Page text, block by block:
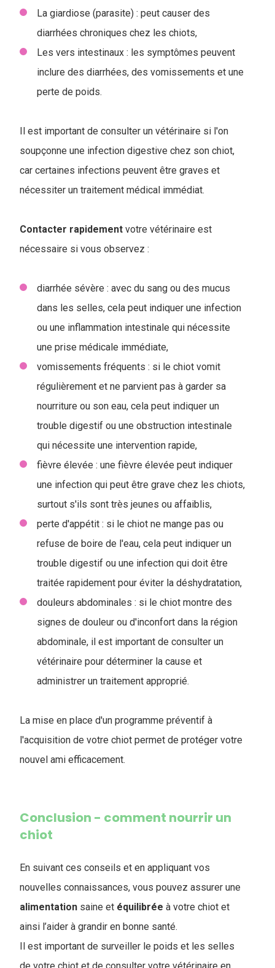
La giardiose (parasite) : peut causer des
diarrhées chroniques chez les chiots,
Les vers intestinaux : les symptômes peuvent
inclure des diarrhées, des vomissements et une
perte de poids.
Il est important de consulter un vétérinaire si l'on
soupçonne une infection digestive chez son chiot,
car certaines infections peuvent être graves et
nécessiter un traitement médical immédiat.
Contacter rapidement votre vétérinaire est
nécessaire si vous observez :
diarrhée sévère : avec du sang ou des mucus
dans les selles, cela peut indiquer une infection
ou une inflammation intestinale qui nécessite
une prise médicale immédiate,
vomissements fréquents : si le chiot vomit
régulièrement et ne parvient pas à garder sa
nourriture ou son eau, cela peut indiquer un
trouble digestif ou une obstruction intestinale
qui nécessite une intervention rapide,
fièvre élevée : une fièvre élevée peut indiquer
une infection qui peut être grave chez les chiots,
surtout s'ils sont très jeunes ou affaiblis,
perte d'appétit : si le chiot ne mange pas ou
refuse de boire de l'eau, cela peut indiquer un
trouble digestif ou une infection qui doit être
traitée rapidement pour éviter la déshydratation,
douleurs abdominales : si le chiot montre des
signes de douleur ou d'inconfort dans la région
abdominale, il est important de consulter un
vétérinaire pour déterminer la cause et
administrer un traitement approprié.
La mise en place d'un programme préventif à
l'acquisition de votre chiot permet de protéger votre
nouvel ami efficacement.
Conclusion - comment nourrir un
chiot
En suivant ces conseils et en appliquant vos
nouvelles connaissances, vous pouvez assurer une
alimentation saine et équilibrée à votre chiot et
ainsi l’aider à grandir en bonne santé.
Il est important de surveiller le poids et les selles